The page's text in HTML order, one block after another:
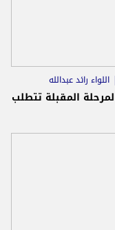
اللواء رائد عبدالله
المقبلة تتطلب